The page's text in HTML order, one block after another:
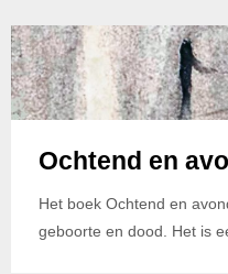
Ochtend en
Het boek Ochtend en
geboorte en dood. Het is